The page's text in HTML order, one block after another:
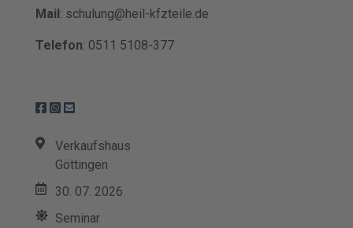
Mail: schulung@heil-kfzteile.de
Telefon: 0511 5108-377
Verkaufshaus
Göttingen
30. 07. 2026
Seminar